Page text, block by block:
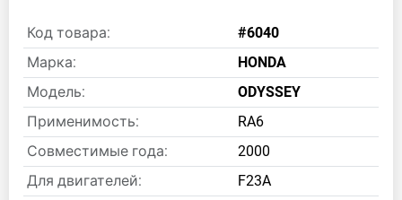
Код товара:
#6040
Марка:
HONDA
Модель:
ODYSSEY
Применимость:
RA6
Совместимые года:
2000
Для двигателей:
F23A